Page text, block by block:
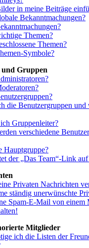
in meine Beiträge
Bekanntmachungen?
Themen?
Themen?
Symbole?
und Gruppen
die Benutzergruppen und
Gruppenleiter?
verschiedene
Hauptgruppe?
der „Das Team“-Link
Privaten Nachrichten
ständig unerwünschte
Spam-E-Mail von einem
Mitglieder
ich die Listen der